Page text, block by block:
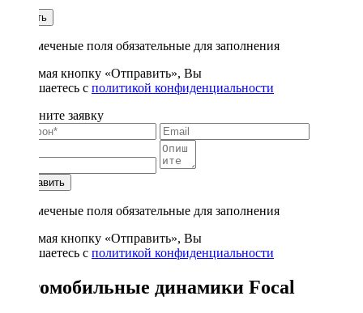
Купить
* - отмеченые поля обязательные для заполнения
Нажимая кнопку «Отправить», Вы
соглашаетесь с политикой конфиденциальности
Заполните заявку
Отправить
* - отмеченые поля обязательные для заполнения
Нажимая кнопку «Отправить», Вы
соглашаетесь с политикой конфиденциальности
Автомобильные динамики Focal